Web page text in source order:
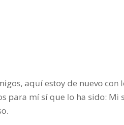
aquí estoy de nuevo
para mí sí que lo ha sido: Mi